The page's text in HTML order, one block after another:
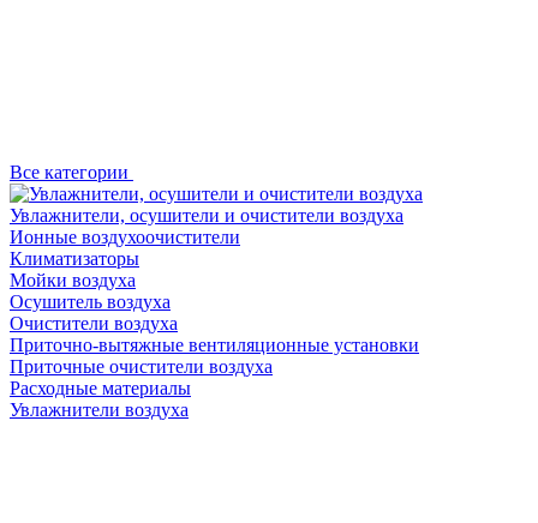
Все категории
Увлажнители, осушители и очистители воздуха
Ионные воздухоочистители
Климатизаторы
Мойки воздуха
Осушитель воздуха
Очистители воздуха
Приточно-вытяжные вентиляционные установки
Приточные очистители воздуха
Расходные материалы
Увлажнители воздуха